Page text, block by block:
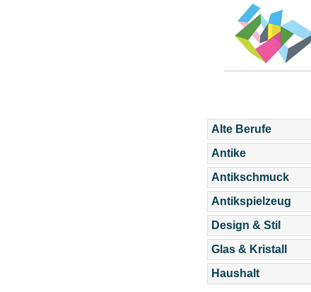
Alte Berufe
Antike
Antikschmuck
Antikspielzeug
Design & Stil
Glas & Kristall
Haushalt